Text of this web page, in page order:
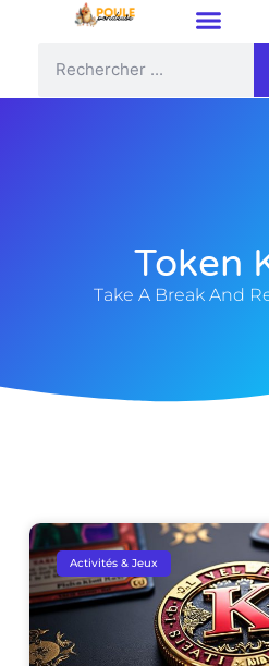
Token
Take A Break And
Activités & Jeux